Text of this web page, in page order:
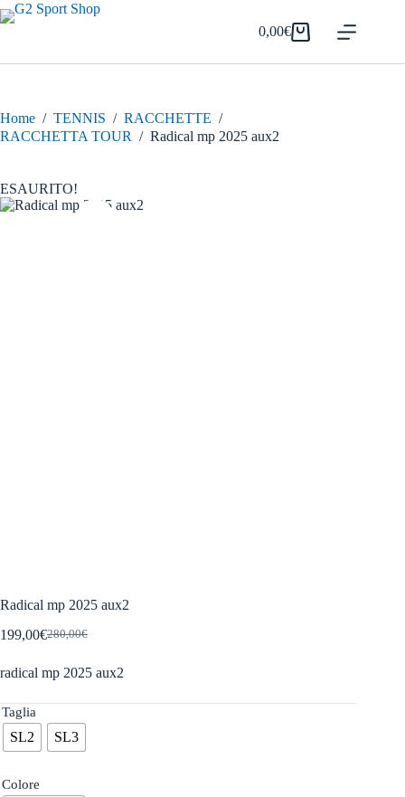
Salta
al
Carrello
0,00€
Home / TENNIS / RACCHETTE /
RACCHETTA TOUR / Radical mp 2025 aux2
ESAURITO!
Radical mp 2025 aux2
280,00€
Il
originale
280,00€.
199,00€Il
attuale
199,00€.
radical mp 2025 aux2
Taglia
SL2 SL3
Colore